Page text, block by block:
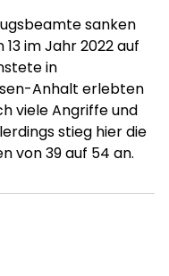
sanken
im Jahr 2022 auf
in
Anhalt erlebten
viele Angriffe und
stieg hier die
von 39 auf 54 an.